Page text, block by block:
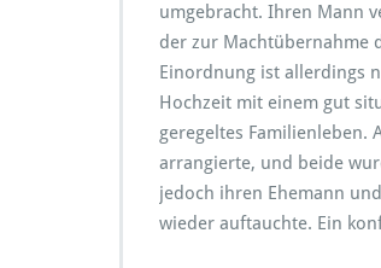
umgebracht. Ihren Mann
der zur Machtübernahme
Einordnung ist allerdings
Hochzeit mit einem gut
geregeltes Familienleben.
arrangierte, und beide
jedoch ihren Ehemann
wieder auftauchte. Ein